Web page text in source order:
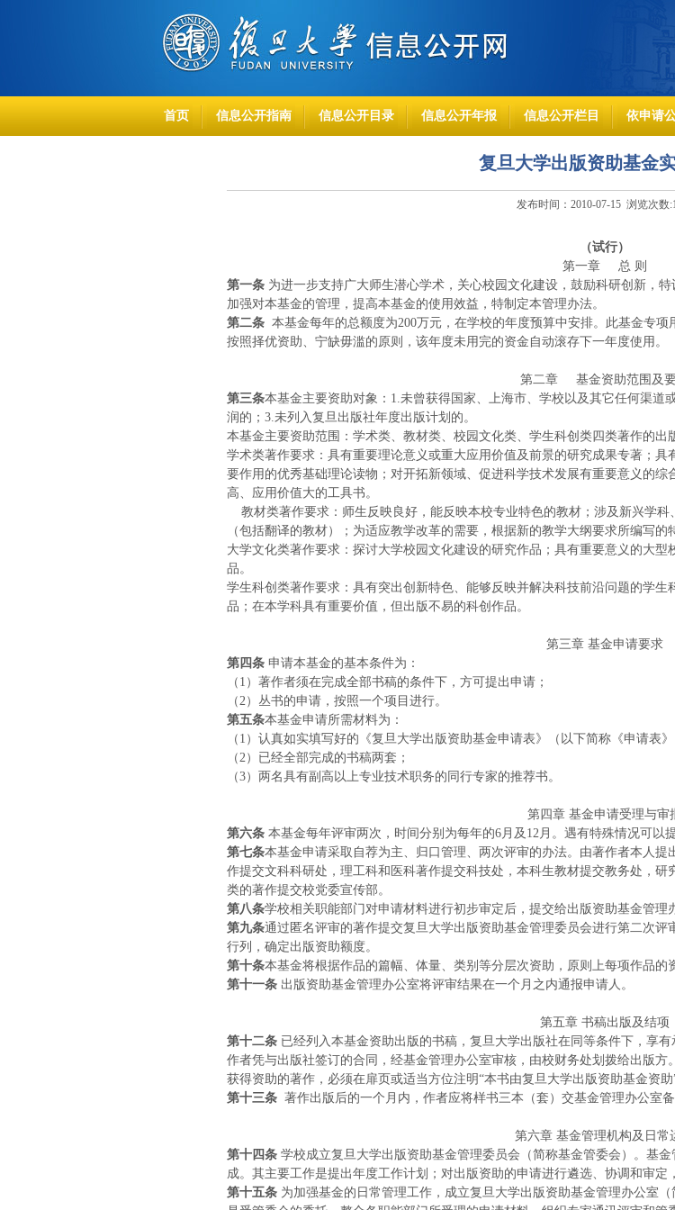
首页 信息公开指南 信息公开目录 信息公开年报 信息公开栏目 依申请
复旦大学出版资助基金
发布时间：2010-07-15 浏览次数:
（试行）
第一章
总 则
第一条 为进一步支持广大师生潜心学术，关心校园文化建设，鼓励科研创新，
加强对本基金的管理，提高本基金的使用效益，特制定本管理办法。
第二条 本基金每年的总额度为200万元，在学校的年度预算中安排。此基金专
按照择优资助、宁缺毋滥的原则，该年度未用完的资金自动滚存下一年度使用。
第二章
基金资助范围及
第三条本基金主要资助对象： 1.未曾获得国家、上海市、学校以及其它任何渠道
润的；3.未列入复旦出版社年度出版计划的。
本基金主要资助范围：学术类、教材类、校园文化类、学生科创类四类著作的出
学术类著作要求：具有重要理论意义或重大应用价值及前景的研究成果专著；
要作用的优秀基础理论读物；对开拓新领域、促进科学技术发展有重要意义的
高、应用价值大的工具书。
教材类著作要求：师生反映良好，能反映本校专业特色的教材；涉及新兴学
（包括翻译的教材）；为适应教学改革的需要，根据新的教学大纲要求所编写的
大学文化类著作要求：探讨大学校园文化建设的研究作品；具有重要意义的大
品。
学生科创类著作要求：具有突出创新特色、能够反映并解决科技前沿问题的学
品；在本学科具有重要价值，但出版不易的科创作品。
第三章 基金申请要求
第四条 申请本基金的基本条件为：
（ 1）著作者须在完成全部书稿的条件下，方可提出申请；
（2）丛书的申请，按照一个项目进行。
第五条本基金申请所需材料为：
（ 1）认真如实填写好的《复旦大学出版资助基金申请表》（以下简称《申请表
（2）已经全部完成的书稿两套；
（3）两名具有副高以上专业技术职务的同行专家的推荐书。
第四章 基金申请受理与审
第六条 本基金每年评审两次，时间分别为每年的6月及12月。遇有特殊情况可以
第七条本基金申请采取自荐为主、归口管理、两次评审的办法。由著作者本人
作提交文科科研处，理工科和医科著作提交科技处，本科生教材提交教务处，
类的著作提交校党委宣传部。
第八条学校相关职能部门对申请材料进行初步审定后，提交给出版资助基金管理
第九条通过匿名评审的著作提交复旦大学出版资助基金管理委员会进行第二次
行列，确定出版资助额度。
第十条本基金将根据作品的篇幅、体量、类别等分层次资助，原则上每项作品的
第十一条 出版资助基金管理办公室将评审结果在一个月之内通报申请人。
第五章 书稿出版及结项
第十二条 已经列入本基金资助出版的书稿，复旦大学出版社在同等条件下，享有
作者凭与出版社签订的合同，经基金管理办公室审核，由校财务处划拨给出版方。
获得资助的著作，必须在扉页或适当方位注明“本书由复旦大学出版资助基金资助
第十三条 著作出版后的一个月内，作者应将样书三本（套）交基金管理办公室备
第六章 基金管理机构及日常
第十四条 学校成立复旦大学出版资助基金管理委员会（简称基金管委会）。基
成。其主要工作是提出年度工作计划；对出版资助的申请进行遴选、协调和审定
第十五条 为加强基金的日常管理工作，成立复旦大学出版资助基金管理办公室